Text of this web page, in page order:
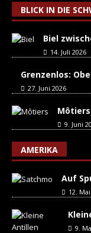
BLICK IN DIE
Biel
14. Juli 2026
Grenzenlos:
27. Juni 2026
9. Juni
AMERIKA
Auf
12.
9.